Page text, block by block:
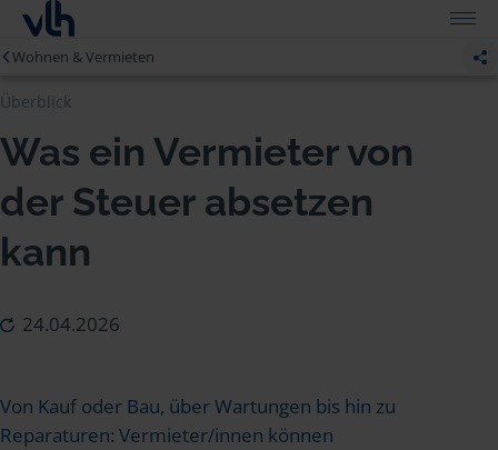
Wohnen & Vermieten
Überblick
Was ein Vermieter von
der Steuer absetzen
kann
24.04.2026
Von Kauf oder Bau, über Wartungen bis hin zu
Reparaturen: Vermieter/innen können